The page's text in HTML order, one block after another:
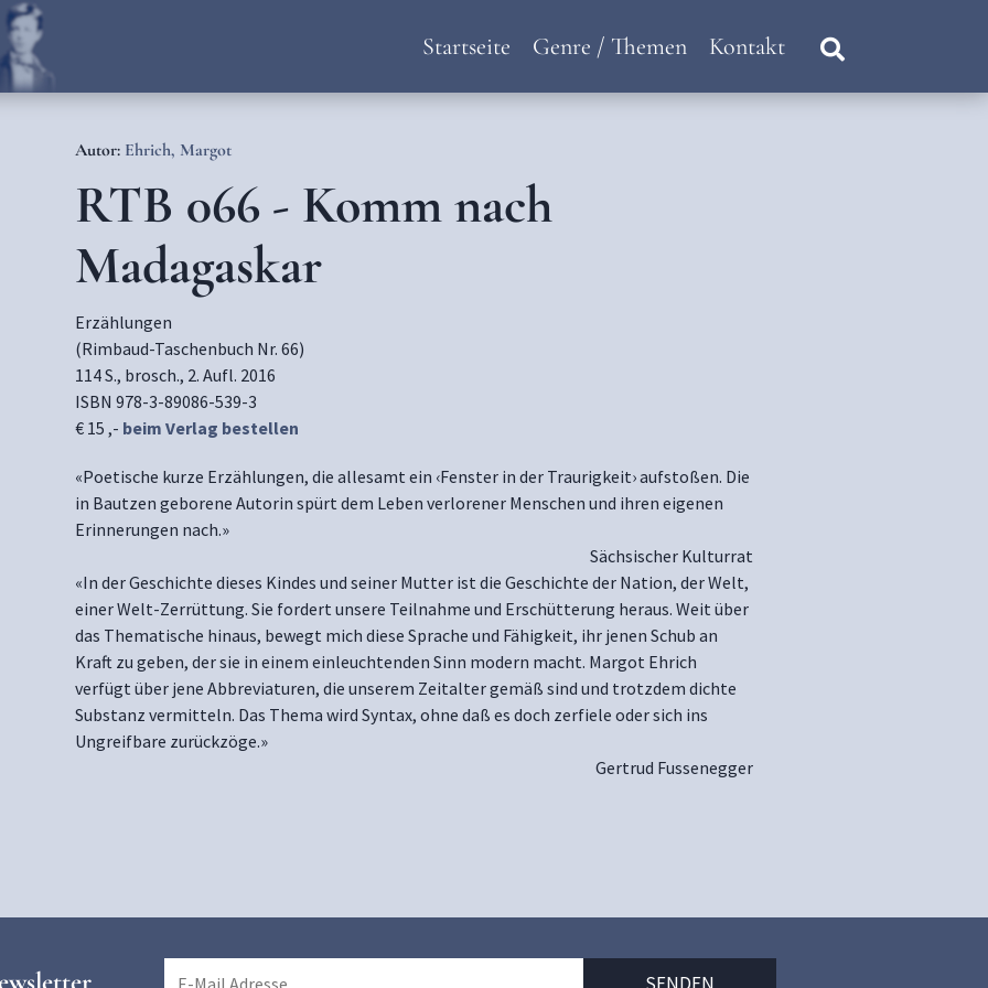
Startseite Genre / Themen Kontakt
Autor: Ehrich, Margot
RTB 066 - Komm nach
Madagaskar
Erzählungen
(Rimbaud-Taschenbuch Nr. 66)
114 S., brosch., 2. Aufl. 2016
ISBN 978-3-89086-539-3
€ 15 ,- beim Verlag bestellen
«Poetische kurze Erzählungen, die allesamt ein ‹Fenster in der Traurigkeit› aufstoßen. Die
in Bautzen geborene Autorin spürt dem Leben verlorener Menschen und ihren eigenen
Erinnerungen nach.»
Sächsischer Kulturrat
«In der Geschichte dieses Kindes und seiner Mutter ist die Geschichte der Nation, der Welt,
einer Welt-Zerrüttung. Sie fordert unsere Teilnahme und Erschütterung heraus. Weit über
das Thematische hinaus, bewegt mich diese Sprache und Fähigkeit, ihr jenen Schub an
Kraft zu geben, der sie in einem einleuchtenden Sinn modern macht. Margot Ehrich
verfügt über jene Abbreviaturen, die unserem Zeitalter gemäß sind und trotzdem dichte
Substanz vermitteln. Das Thema wird Syntax, ohne daß es doch zerfiele oder sich ins
Ungreifbare zurückzöge.»
Gertrud Fussenegger